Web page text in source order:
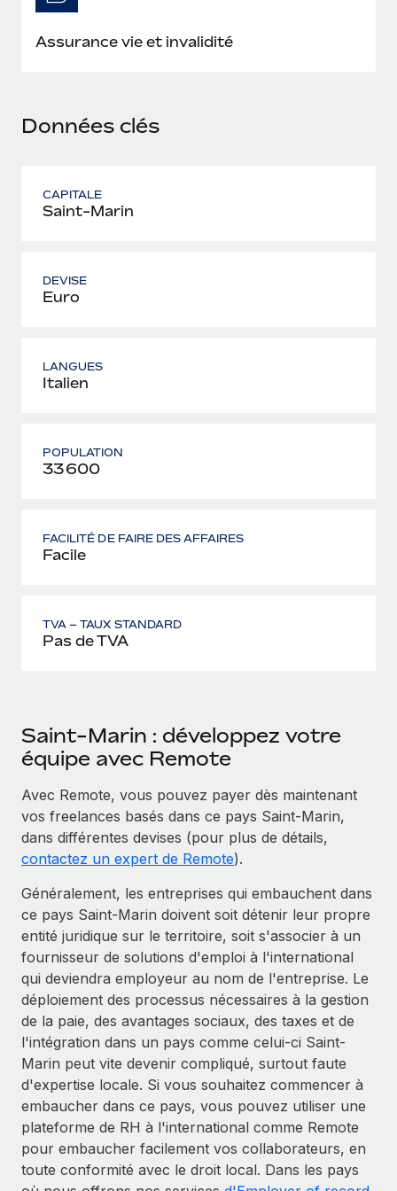
En savoir plus
Assurance vie et invalidité
Données clés
CAPITALE
Saint-Marin
DEVISE
Euro
LANGUES
Italien
POPULATION
33 600
FACILITÉ DE FAIRE DES AFFAIRES
Facile
TVA – TAUX STANDARD
Pas de TVA
Saint-Marin : développez votre
équipe avec Remote
Avec Remote, vous pouvez payer dès maintenant
vos freelances basés dans ce pays Saint-Marin,
dans différentes devises (pour plus de détails,
contactez un expert de Remote).
Généralement, les entreprises qui embauchent dans
ce pays Saint-Marin doivent soit détenir leur propre
entité juridique sur le territoire, soit s'associer à un
fournisseur de solutions d'emploi à l'international
qui deviendra employeur au nom de l'entreprise. Le
déploiement des processus nécessaires à la gestion
de la paie, des avantages sociaux, des taxes et de
l'intégration dans un pays comme celui-ci Saint-
Marin peut vite devenir compliqué, surtout faute
d'expertise locale. Si vous souhaitez commencer à
embaucher dans ce pays, vous pouvez utiliser une
plateforme de RH à l'international comme Remote
pour embaucher facilement vos collaborateurs, en
toute conformité avec le droit local. Dans les pays